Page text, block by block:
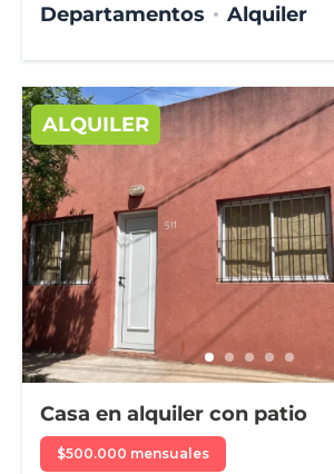
Departamentos Alquiler
ALQUILER
Casa en alquiler con patio
$500.000 mensuales